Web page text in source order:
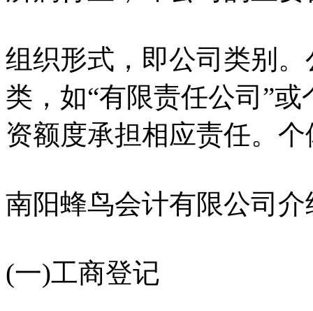
组织形式，即公司类别
类，如“有限责任公司”
资额度承担相应责任。
南阳蜂鸟会计有限公司
(一)工商登记